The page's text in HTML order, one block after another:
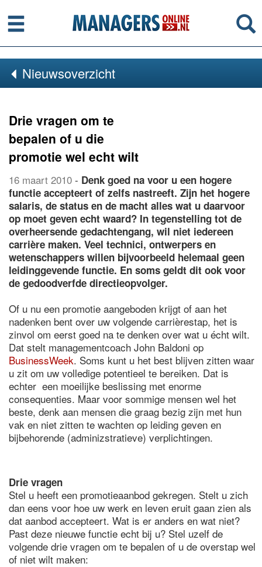
Menu
Nieuwsoverzicht
Drie vragen om te
bepalen of u die
promotie wel echt wilt
16 maart 2010 - Denk goed na voor u een hogere
functie accepteert of zelfs nastreeft. Zijn het hogere
salaris, de status en de macht alles wat u daarvoor
op moet geven echt waard? In tegenstelling tot de
overheersende gedachtengang, wil niet iedereen
carrière maken. Veel technici, ontwerpers en
wetenschappers willen bijvoorbeeld helemaal geen
leidinggevende functie. En soms geldt dit ook voor
de gedoodverfde directieopvolger.
Of u nu een promotie aangeboden krijgt of aan het
nadenken bent over uw volgende carrièrestap, het is
zinvol om eerst goed na te denken over wat u écht wilt.
Dat stelt managementcoach John Baldoni op
BusinessWeek. Soms kunt u het best blijven zitten waar
u zit om uw volledige potentieel te bereiken. Dat is
echter een moeilijke beslissing met enorme
consequenties. Maar voor sommige mensen wel het
beste, denk aan mensen die graag bezig zijn met hun
vak en niet zitten te wachten op leiding geven en
bijbehorende (adminizstratieve) verplichtingen.
Drie vragen
Stel u heeft een promotieaanbod gekregen. Stelt u zich
dan eens voor hoe uw werk en leven eruit gaan zien als
dat aanbod accepteert. Wat is er anders en wat niet?
Past deze nieuwe functie echt bij u? Stel uzelf de
volgende drie vragen om te bepalen of u de overstap wel
of niet wilt maken: